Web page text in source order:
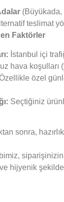
(Büyükada,
teslimat
Faktörler
İstanbul içi
hava koşulları
özel
Seçtiğiniz
sonra,
hijyenik